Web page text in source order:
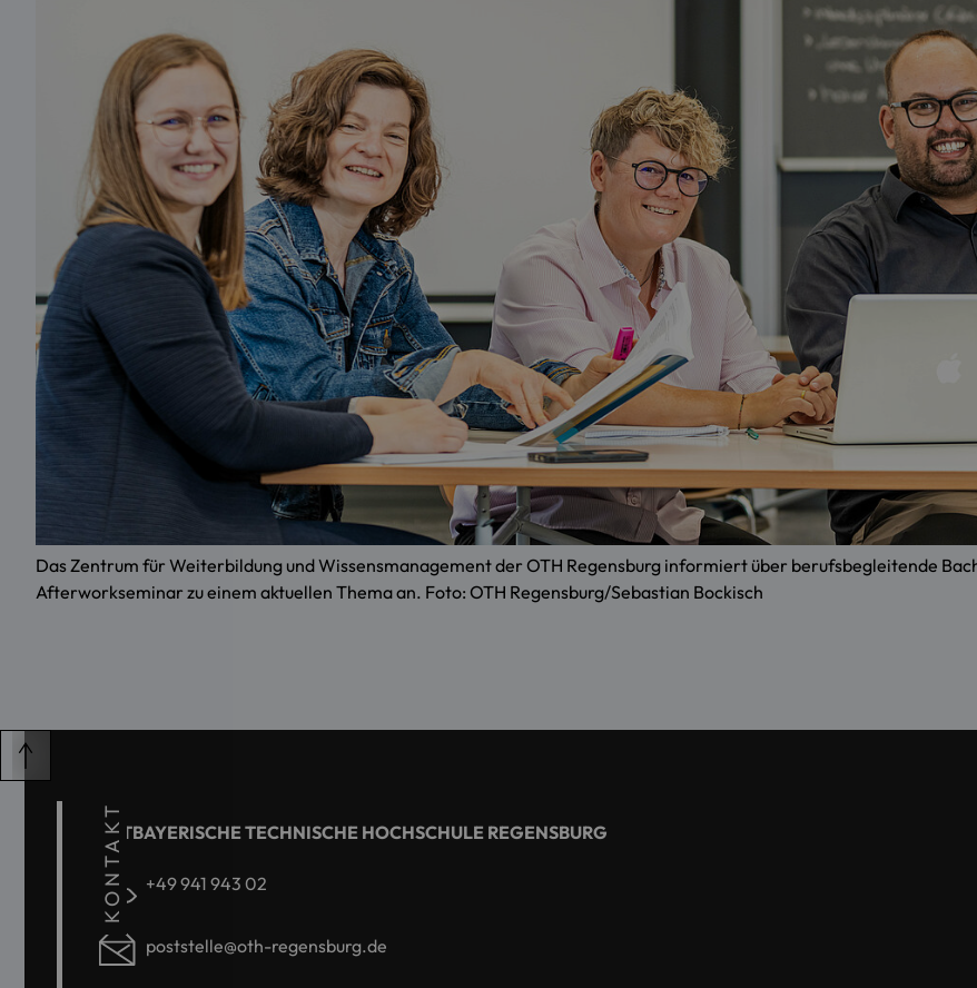
Das Zentrum für Weiterbildung und Wissensmanagement der OTH Regensburg informiert über berufsbegleitende
Afterworkseminar zu einem aktuellen Thema an. Foto: OTH Regensburg/Sebastian Bockisch
KONTAKT
OSTBAYERISCHE TECHNISCHE HOCHSCHULE REGENSBURG
+49 941 943 02
poststelle@oth-regensburg.de